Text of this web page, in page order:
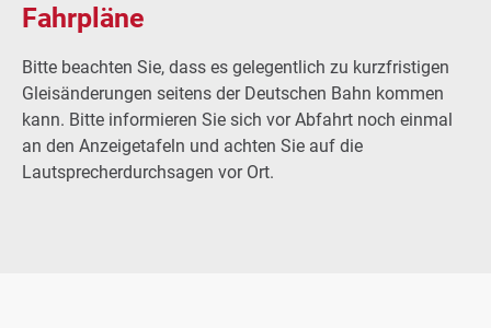
Fahrpläne
Bitte beachten Sie, dass es gelegentlich zu kurzfristigen
Gleisänderungen seitens der Deutschen Bahn kommen
kann. Bitte informieren Sie sich vor Abfahrt noch einmal
an den Anzeigetafeln und achten Sie auf die
Lautsprecherdurchsagen vor Ort.